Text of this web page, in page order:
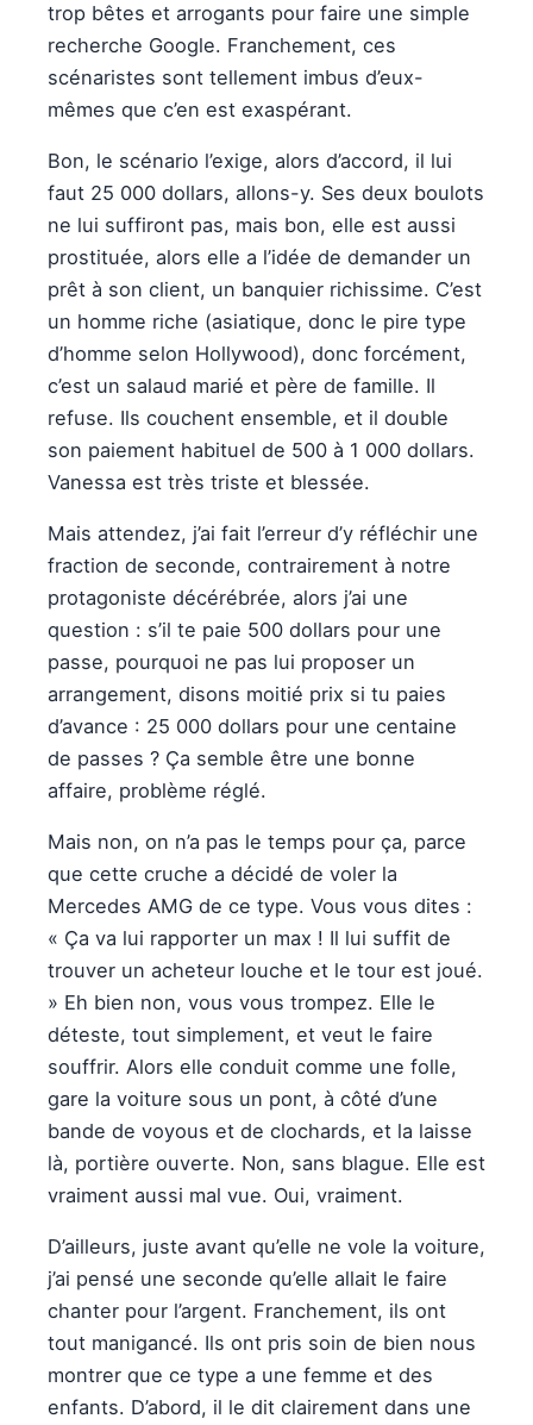
trop bêtes et arrogants pour faire une simple
recherche Google. Franchement, ces
scénaristes sont tellement imbus d’eux-
mêmes que c’en est exaspérant.
Bon, le scénario l’exige, alors d’accord, il lui
faut 25 000 dollars, allons-y. Ses deux boulots
ne lui suffiront pas, mais bon, elle est aussi
prostituée, alors elle a l’idée de demander un
prêt à son client, un banquier richissime. C’est
un homme riche (asiatique, donc le pire type
d’homme selon Hollywood), donc forcément,
c’est un salaud marié et père de famille. Il
refuse. Ils couchent ensemble, et il double
son paiement habituel de 500 à 1 000 dollars.
Vanessa est très triste et blessée.
Mais attendez, j’ai fait l’erreur d’y réfléchir une
fraction de seconde, contrairement à notre
protagoniste décérébrée, alors j’ai une
question : s’il te paie 500 dollars pour une
passe, pourquoi ne pas lui proposer un
arrangement, disons moitié prix si tu paies
d’avance : 25 000 dollars pour une centaine
de passes ? Ça semble être une bonne
affaire, problème réglé.
Mais non, on n’a pas le temps pour ça, parce
que cette cruche a décidé de voler la
Mercedes AMG de ce type. Vous vous dites :
« Ça va lui rapporter un max ! Il lui suffit de
trouver un acheteur louche et le tour est joué.
» Eh bien non, vous vous trompez. Elle le
déteste, tout simplement, et veut le faire
souffrir. Alors elle conduit comme une folle,
gare la voiture sous un pont, à côté d’une
bande de voyous et de clochards, et la laisse
là, portière ouverte. Non, sans blague. Elle est
vraiment aussi mal vue. Oui, vraiment.
D’ailleurs, juste avant qu’elle ne vole la voiture,
j’ai pensé une seconde qu’elle allait le faire
chanter pour l’argent. Franchement, ils ont
tout manigancé. Ils ont pris soin de bien nous
montrer que ce type a une femme et des
enfants. D’abord, il le dit clairement dans une